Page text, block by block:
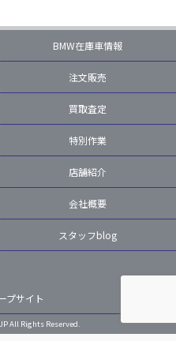
BMW在庫車情報
注文販売
買取査定
特別作業
店舗紹介
会社概要
スタッフblog
プサイト
All Rights Reserved.